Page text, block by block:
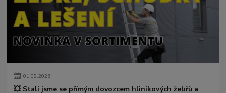
01.08.2026
💥 Stali jsme se přímým dovozcem hliníkových žebřů a